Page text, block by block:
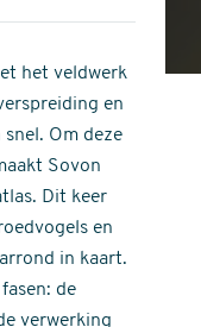
het veldwerk
en
Om deze
Sovon
Dit keer
en
in kaart.
de
verwerking